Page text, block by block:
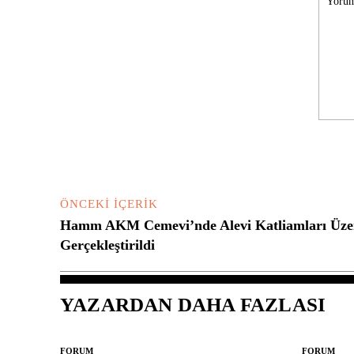
ÖNCEKI İÇERIK
Hamm AKM Cemevi’nde Alevi Katliamları
Gerçekleştirildi
YAZARDAN DAHA FAZLASI
FORUM FORUM